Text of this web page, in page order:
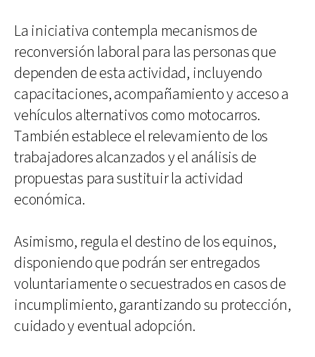
La iniciativa contempla mecanismos de
reconversión laboral para las personas que
dependen de esta actividad, incluyendo
capacitaciones, acompañamiento y acceso a
vehículos alternativos como motocarros.
También establece el relevamiento de los
trabajadores alcanzados y el análisis de
propuestas para sustituir la actividad
económica.
Asimismo, regula el destino de los equinos,
disponiendo que podrán ser entregados
voluntariamente o secuestrados en casos de
incumplimiento, garantizando su protección,
cuidado y eventual adopción.